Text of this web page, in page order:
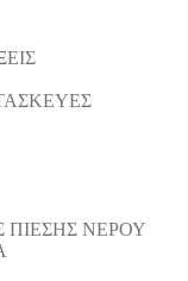
ΠΙΕΣΗΣ ΝΕΡΟΥ